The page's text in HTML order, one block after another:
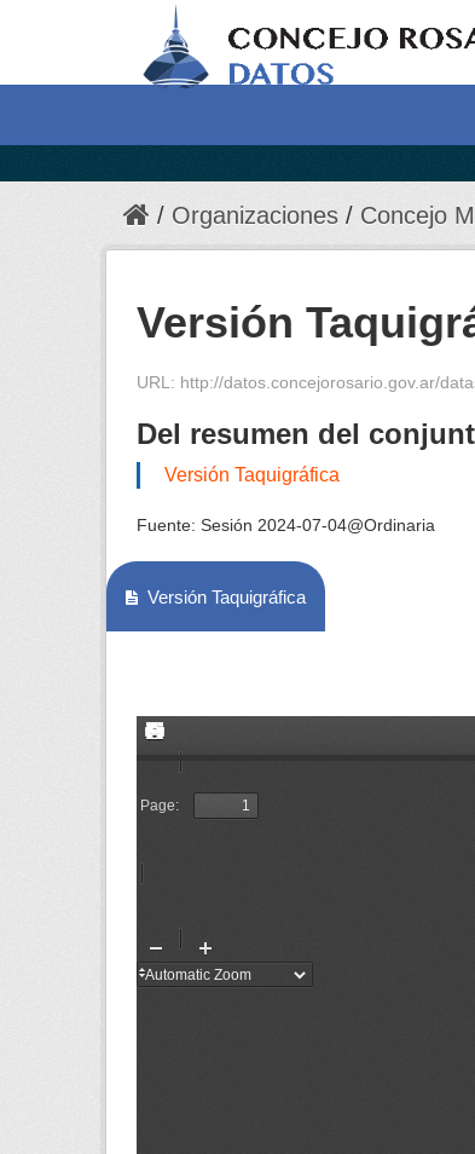
Organizaciones Concejo
Versión
URL: http://datos.concejorosario.gov.ar/
Del resumen del
Versión Taquigráfica
Fuente: Sesión 2024-07-04@Ordinaria
Versión Taquigráfica